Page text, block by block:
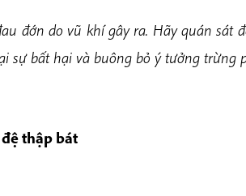
đớn do vũ khí gây ra. Hãy quán sát
sự bất hại và buông bỏ ý tưởng trừng
thập bát